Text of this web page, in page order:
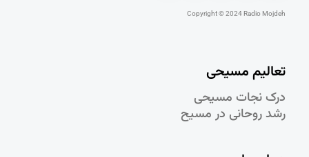
Copyright © 2024 Radio Mojdeh
تعالیم مسیحی
درک نجات مسيحی
رشد روحانی در مسيح